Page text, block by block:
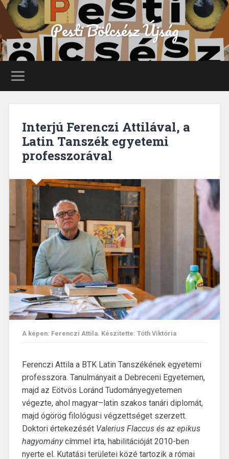
Pesti Bölcsész Újság
Interjú Ferenczi Attilával, a
Latin Tanszék egyetemi
professzorával
A képen: Ferenczi Attila. Készítette: Tóth Viktória
Ferenczi Attila a BTK Latin Tanszékének egyetemi
professzora. Tanulmányait a Debreceni Egyetemen,
majd az Eötvös Loránd Tudományegyetemen
végezte, ahol magyar–latin szakos tanári diplomát,
majd ógörög filológusi végzettséget szerzett.
Doktori értekezését Valerius Flaccus és az epikus
hagyománycímmel írta, habilitációját 2010-ben
nyerte el. Kutatási területei közé tartozik a római